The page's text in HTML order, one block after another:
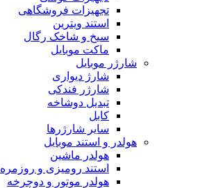
تجهیزات فروشگاهی
استند ویترین
سیخ و شاخک رگال
ماکت موبایل
شارژر موبایل
شارژ دیواری
شارژر فندکی
تبدیل دوشاخه
کابل
سایر شارژرها
هولدر و استند موبایل
هولدر ماشین
استند رومیزی و روزمره
هولدر موتور و دوچرخه